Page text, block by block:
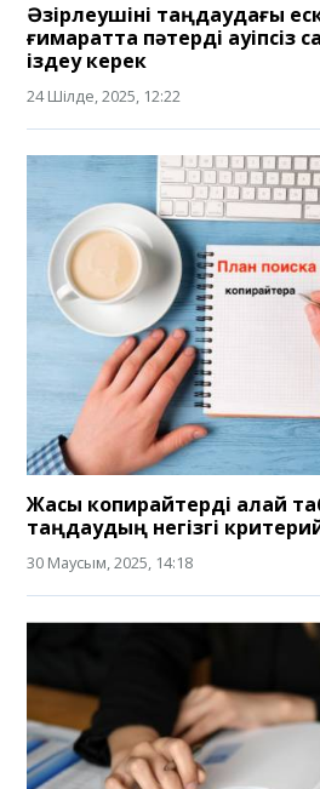
Әзірлеушіні таңдаудағы
ғимаратта пәтерді қауіпсіз
іздеу керек
24 Шілде, 2025, 12:22
Жақсы копирайтерді қалай
таңдаудың негізгі
30 Маусым, 2025, 14:18